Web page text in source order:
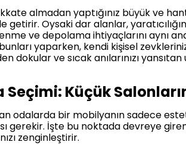
almadan yaptığınız büyük ve
Oysaki dar alanlar,
ve depolama ihtiyaçlarını aynı
yaparken, kendi kişisel
dokular ve sıcak anılarınızı
Seçimi: Küçük
odalarda bir mobilyanın sadece
gerekir. İşte bu noktada devreye
zenginleştirir.